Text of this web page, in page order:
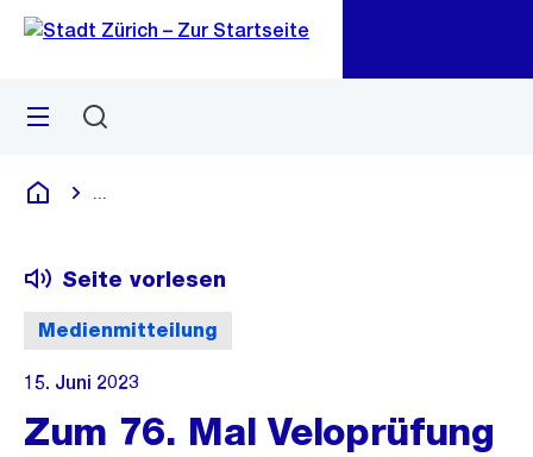
Navigation
Sprunglink
Menü
Deutsch
Medienmitteilung
Seite vorlesen
15. Juni 2023
Zum 76. Mal Veloprüfung